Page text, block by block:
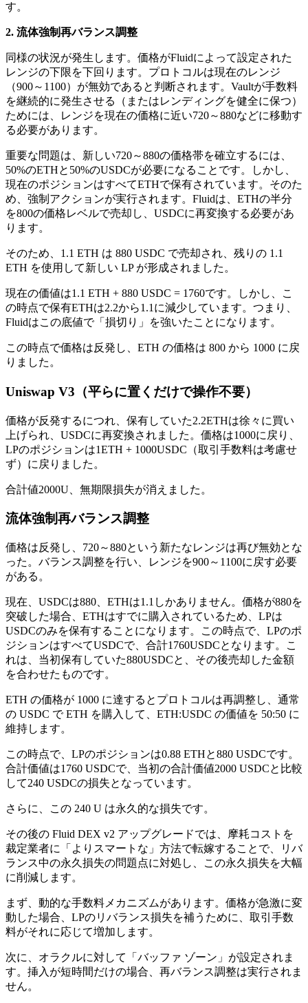
す。
2. 流体強制再バランス調整
同様の状況が発生します。価格がFluidによって設定された
レンジの下限を下回ります。プロトコルは現在のレンジ
（900～1100）が無効であると判断されます。Vaultが手数料
を継続的に発生させる（またはレンディングを健全に保つ）
ためには、レンジを現在の価格に近い720～880などに移動す
る必要があります。
重要な問題は、新しい720～880の価格帯を確立するには、
50%のETHと50%のUSDCが必要になることです。しかし、
現在のポジションはすべてETHで保有されています。そのた
め、強制アクションが実行されます。Fluidは、ETHの半分
を800の価格レベルで売却し、USDCに再変換する必要があ
ります。
そのため、1.1 ETH は 880 USDC で売却され、残りの 1.1
ETH を使用して新しい LP が形成されました。
現在の価値は1.1 ETH + 880 USDC = 1760です。しかし、こ
の時点で保有ETHは2.2から1.1に減少しています。つまり、
Fluidはこの底値で「損切り」を強いたことになります。
この時点で価格は反発し、ETH の価格は 800 から 1000 に戻
りました。
Uniswap V3（平らに置くだけで操作不要）
価格が反発するにつれ、保有していた2.2ETHは徐々に買い
上げられ、USDCに再変換されました。価格は1000に戻り、
LPのポジションは1ETH + 1000USDC（取引手数料は考慮せ
ず）に戻りました。
合計値2000U、無期限損失が消えました。
流体強制再バランス調整
価格は反発し、720～880という新たなレンジは再び無効とな
った。バランス調整を行い、レンジを900～1100に戻す必要
がある。
現在、USDCは880、ETHは1.1しかありません。価格が880を
突破した場合、ETHはすでに購入されているため、LPは
USDCのみを保有することになります。この時点で、LPのポ
ジションはすべてUSDCで、合計1760USDCとなります。こ
れは、当初保有していた880USDCと、その後売却した金額
を合わせたものです。
ETH の価格が 1000 に達するとプロトコルは再調整し、通常
の USDC で ETH を購入して、ETH:USDC の価値を 50:50 に
維持します。
この時点で、LPのポジションは0.88 ETHと880 USDCです。
合計価値は1760 USDCで、当初の合計価値2000 USDCと比較
して240 USDCの損失となっています。
さらに、この 240 U は永久的な損失です。
その後の Fluid DEX v2 アップグレードでは、摩耗コストを
裁定業者に「よりスマートな」方法で転嫁することで、リバ
ランス中の永久損失の問題点に対処し、この永久損失を大幅
に削減します。
まず、動的な手数料メカニズムがあります。価格が急激に変
動した場合、LPのリバランス損失を補うために、取引手数
料がそれに応じて増加します。
次に、オラクルに対して「バッファ ゾーン」が設定されま
す。挿入が短時間だけの場合、再バランス調整は実行されま
せん。